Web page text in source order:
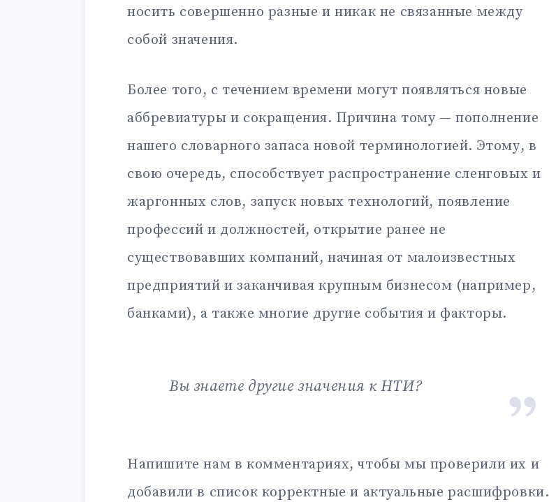
носить совершенно разные и никак не связанные между
собой значения.
Более того, с течением времени могут появляться новые
аббревиатуры и сокращения. Причина тому — пополнение
нашего словарного запаса новой терминологией. Этому, в
свою очередь, способствует распространение сленговых и
жаргонных слов, запуск новых технологий, появление
профессий и должностей, открытие ранее не
существовавших компаний, начиная от малоизвестных
предприятий и заканчивая крупным бизнесом (например,
банками), а также многие другие события и факторы.
Вы знаете другие значения к НТИ?
Напишите нам в комментариях, чтобы мы проверили их и
добавили в список корректные и актуальные расшифровки.